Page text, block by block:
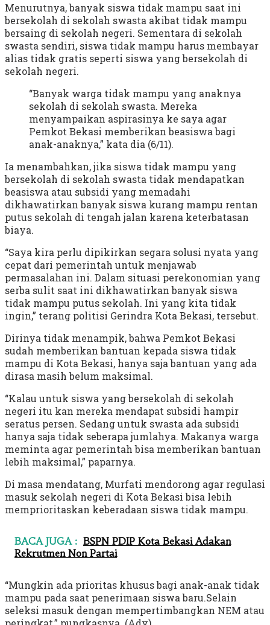
Menurutnya, banyak siswa tidak mampu saat ini
bersekolah di sekolah swasta akibat tidak mampu
bersaing di sekolah negeri. Sementara di sekolah
swasta sendiri, siswa tidak mampu harus membayar
alias tidak gratis seperti siswa yang bersekolah di
sekolah negeri.
“Banyak warga tidak mampu yang anaknya
sekolah di sekolah swasta. Mereka
menyampaikan aspirasinya ke saya agar
Pemkot Bekasi memberikan beasiswa bagi
anak-anaknya,” kata dia (6/11).
Ia menambahkan, jika siswa tidak mampu yang
bersekolah di sekolah swasta tidak mendapatkan
beasiswa atau subsidi yang memadahi
dikhawatirkan banyak siswa kurang mampu rentan
putus sekolah di tengah jalan karena keterbatasan
biaya.
“Saya kira perlu dipikirkan segara solusi nyata yang
cepat dari pemerintah untuk menjawab
permasalahan ini. Dalam situasi perekonomian yang
serba sulit saat ini dikhawatirkan banyak siswa
tidak mampu putus sekolah. Ini yang kita tidak
ingin,” terang politisi Gerindra Kota Bekasi, tersebut.
Dirinya tidak menampik, bahwa Pemkot Bekasi
sudah memberikan bantuan kepada siswa tidak
mampu di Kota Bekasi, hanya saja bantuan yang ada
dirasa masih belum maksimal.
“Kalau untuk siswa yang bersekolah di sekolah
negeri itu kan mereka mendapat subsidi hampir
seratus persen. Sedang untuk swasta ada subsidi
hanya saja tidak seberapa jumlahya. Makanya warga
meminta agar pemerintah bisa memberikan bantuan
lebih maksimal,” paparnya.
Di masa mendatang, Murfati mendorong agar regulasi
masuk sekolah negeri di Kota Bekasi bisa lebih
memprioritaskan keberadaan siswa tidak mampu.
BACA JUGA : BSPN PDIP Kota Bekasi Adakan
Rekrutmen Non Partai
“Mungkin ada prioritas khusus bagi anak-anak tidak
mampu pada saat penerimaan siswa baru.Selain
seleksi masuk dengan mempertimbangkan NEM atau